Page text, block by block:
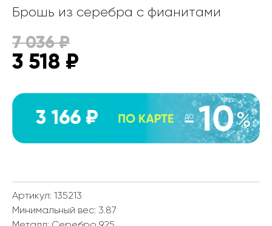
Брошь из серебра с фианитами
7 036₽
3 518 ₽
3 166 ₽
Артикул: 135213
Минимальный вес: 3.87